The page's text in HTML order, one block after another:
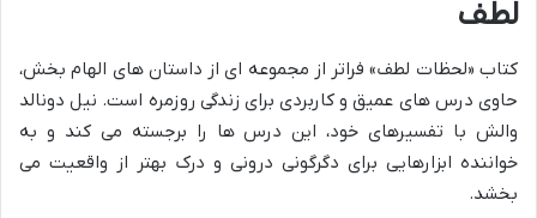
لطف
کتاب «لحظات لطف» فراتر از مجموعه ای از داستان های الهام بخش،
حاوی درس های عمیق و کاربردی برای زندگی روزمره است. نیل دونالد
والش با تفسیرهای خود، این درس ها را برجسته می کند و به
خواننده ابزارهایی برای دگرگونی درونی و درک بهتر از واقعیت می
بخشد.